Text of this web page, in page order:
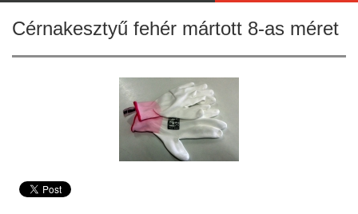
Cérnakesztyű fehér mártott 8-as méret